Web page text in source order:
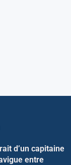
d’un capitaine
entre